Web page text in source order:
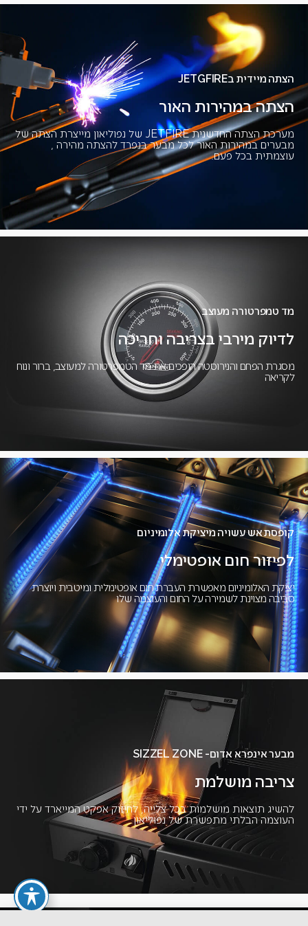
הצתה מיידית בJETGFIRE
הצתה במהירות האור
מערכת הצתה החדשנית JETFIRE של נפוליאון מייצרת הצתה של
מבערים במהירות האור לכל מבער בנפרד להצתה מהירה ,
עוצמתית בכל פעם.
מד טמפרטורה מעוצב
לדיוק מירבי בצריבה וחריכה
מסגרת הפחם והנירוסטה הופכים את מד הטמפרטורה למעוצב, ברור ונוח
לקריאה
קופסת אש עשויה מיציקת אלומיניום
לפיזור חום אופטימלי
יציקת האלומיניום מאפשרת העברת חום אופטימלית ומיטבית ויוצרת
סביבה מצוינת לשמירה על החום והעוצמה שלו
מבער אינפרא אדום- SIZZEL ZONE​
צריבה מושלמת
להשיג תוצאות מושלמות בכל צלייה, לחיזוק אפקט המייארד על ידי
העוצמה הבלתי מתפשרת של נפוליאון